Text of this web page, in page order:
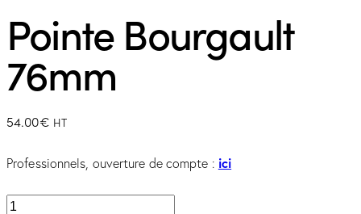
Pointe Bourgault
76mm
54.00€ HT
Professionnels, ouverture de compte : ici
quantité